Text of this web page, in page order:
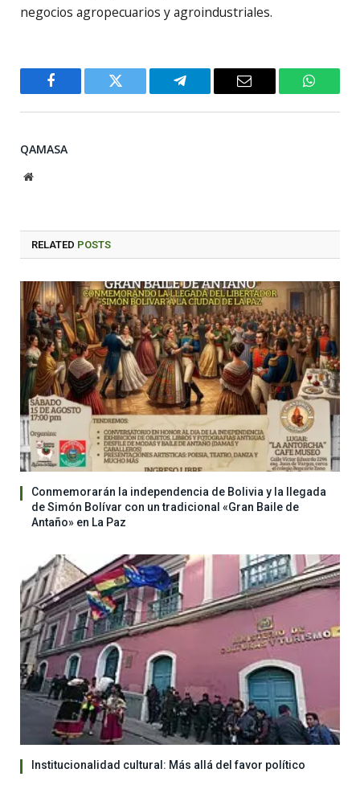
negocios agropecuarios y agroindustriales.
Facebook Twitter Telegram Email
QAMASA
Website
RELATED POSTS
Conmemorarán la independencia de Bolivia y la llegada
de Simón Bolívar con un tradicional «Gran Baile de
Antaño» en La Paz
Institucionalidad cultural: Más allá del favor político